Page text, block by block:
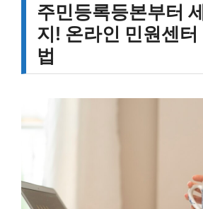
주민등록등본부터
지! 온라인 민원센
법